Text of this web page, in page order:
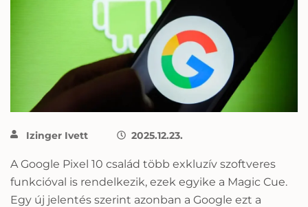
Izinger Ivett 2025.12.23.
A Google Pixel 10 család több exkluzív szoftveres
funkcióval is rendelkezik, ezek egyike a Magic Cue.
Egy új jelentés szerint azonban a Google ezt a